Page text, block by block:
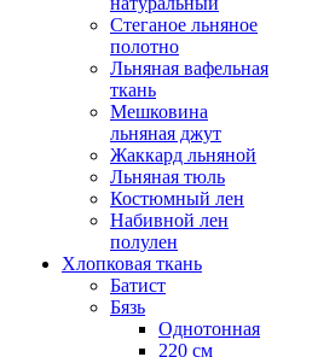
Стеганое льняное
полотно
Льняная вафельная
ткань
Мешковина
льняная джут
Жаккард льняной
Льняная тюль
Костюмный лен
Набивной лен
полулен
Хлопковая ткань
Батист
Бязь
Однотонная
220 см